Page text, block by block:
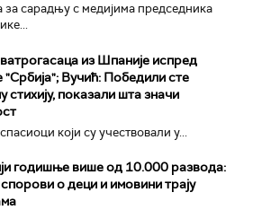
сарадњу с медијима председника
из Шпаније испред
"Србија"; Вучић: Победили сте
стихију, показали шта значи
који су учествовали у...
годишње више од 10.000 развода:
о деци и имовини трају